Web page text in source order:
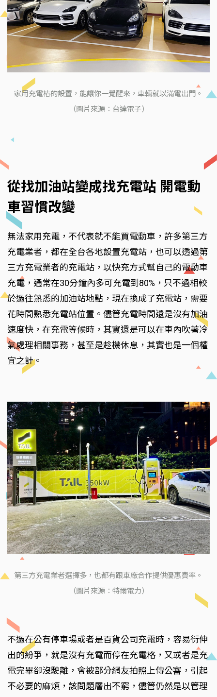
家用充電樁的設置，能讓你一覺醒來，車輛就以滿電出門。
（圖片來源：台達電子）
從找加油站變成找充電站 開電動
車習慣改變
無法家用充電，不代表就不能買電動車，許多第三方
充電業者，都在全台各地設置充電站，也可以透過第
三方充電業者的充電站，以快充方式幫自己的電動車
充電，通常在30分鐘內多可充電到80%，只不過相較
於過往熟悉的加油站地點，現在換成了充電站，需要
花時間熟悉充電站位置。儘管充電時間還是沒有加油
速度快，在充電等候時，其實還是可以在車內吹著冷
氣處理相關事務，甚至是趁機休息，其實也是一個權
宜之計。
第三方充電業者選擇多，也都有跟車廠合作提供優惠費率。
（圖片來源：特爾電力）
不過在公有停車場或者是百貨公司充電時，容易衍伸
出的紛爭，就是沒有充電而停在充電格，又或者是充
電完畢卻沒駛離，會被部分網友拍照上傳公審，引起
不必要的麻煩，該問題層出不窮，儘管仍然是以管理